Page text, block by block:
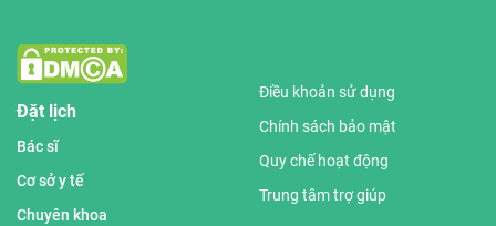
Đặt lịch
Bác sĩ
Cơ sở y tế
Chuyên khoa
Điều khoản sử dụng
Chính sách bảo mật
Quy chế hoạt động
Trung tâm trợ giúp